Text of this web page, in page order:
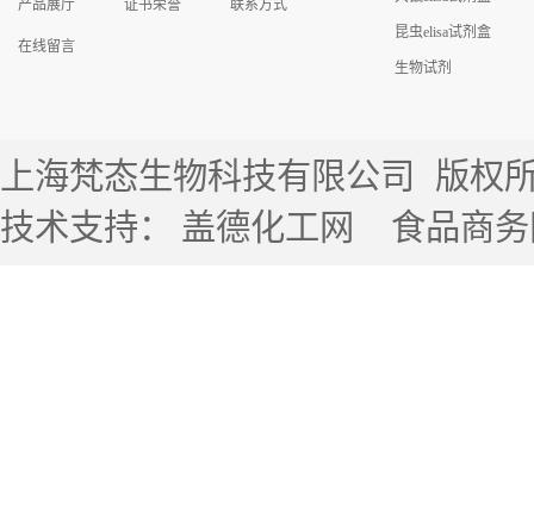
产品展厅 证书荣誉 联系方式
在线留言
昆虫elisa试剂盒
生物试剂
上海梵态生物科技有限公司
版权
技术支持： 盖德化工网 食品商